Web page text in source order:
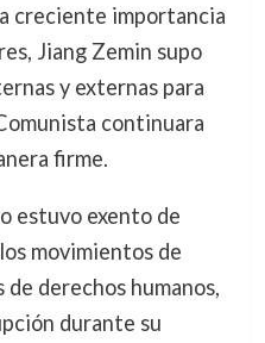
creciente importancia
Jiang Zemin supo
y externas para
continuara
firme.
estuvo exento de
movimientos de
derechos humanos,
durante su